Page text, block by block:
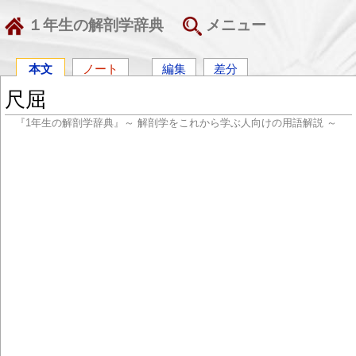
１年生の解剖学辞典 メニュー
本文 ノート 編集 差分
尺屈
『1年生の解剖学辞典』～ 解剖学をこれから学ぶ人向けの用語解説 ～